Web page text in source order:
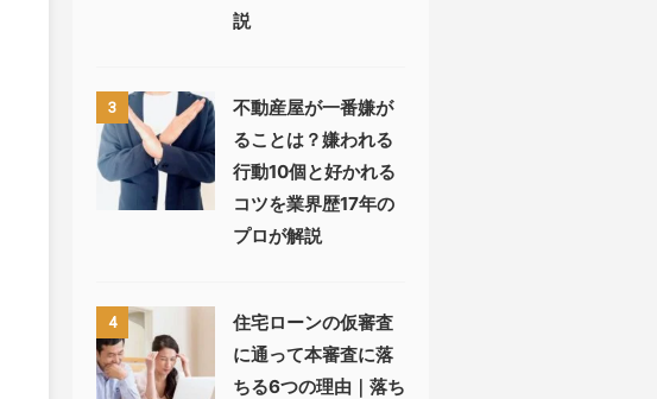
説
3
不動産屋が一番嫌が
ることは？嫌われる
行動10個と好かれる
コツを業界歴17年の
プロが解説
4
住宅ローンの仮審査
に通って本審査に落
ちる6つの理由｜落ち